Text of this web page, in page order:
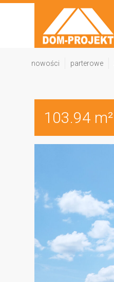
nowości parterowe
103.94 m²